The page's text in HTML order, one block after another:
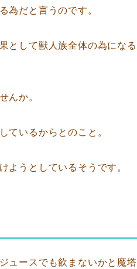
為だと言うのです。
として獣人族全体の為になる
んか。
ているからとのこと。
ようとしているそうです。
ュースでも飲まないかと魔塔